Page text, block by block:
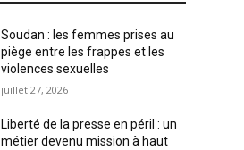
Soudan : les femmes prises au
piège entre les frappes et les
violences sexuelles
juillet 27, 2026
Liberté de la presse en péril : un
métier devenu mission à haut